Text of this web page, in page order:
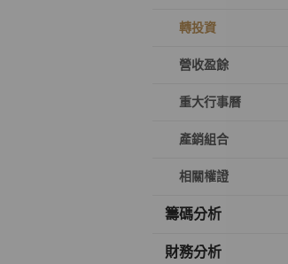
轉投資
營收盈餘
重大行事曆
產銷組合
相關權證
籌碼分析
財務分析